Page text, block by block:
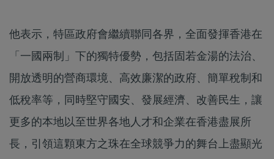
他表示，特區政府會繼續聯同各界，全面發揮香港在
「一國兩制」下的獨特優勢，包括固若金湯的法治、
開放透明的營商環境、高效廉潔的政府、簡單稅制和
低稅率等，同時堅守國安、發展經濟、改善民生，讓
更多的本地以至世界各地人才和企業在香港盡展所
長，引領這顆東方之珠在全球競爭力的舞台上盡顯光